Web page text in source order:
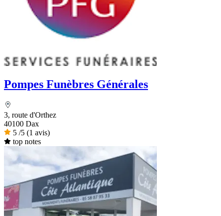
Pompes Funèbres Générales
3, route d'Orthez
40100 Dax
5 /5 (1 avis)
top notes